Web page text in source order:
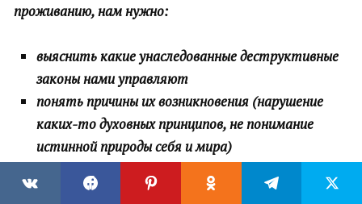
проживанию, нам нужно:
выяснить какие унаследованные деструктивные
законы нами управляют
понять причины их возникновения (нарушение
каких-то духовных принципов, не понимание
истинной природы себя и мира)
опыт, осознать его благо (мотивация для